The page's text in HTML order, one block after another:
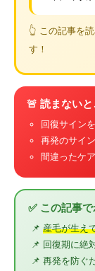
👆 この記事を読
す！
🚨 読まない
回復サイン
再発のサイ
間違ったケ
✅ この記事
📌 産毛が生え
📌 回復期に絶
📌 再発を防ぐ